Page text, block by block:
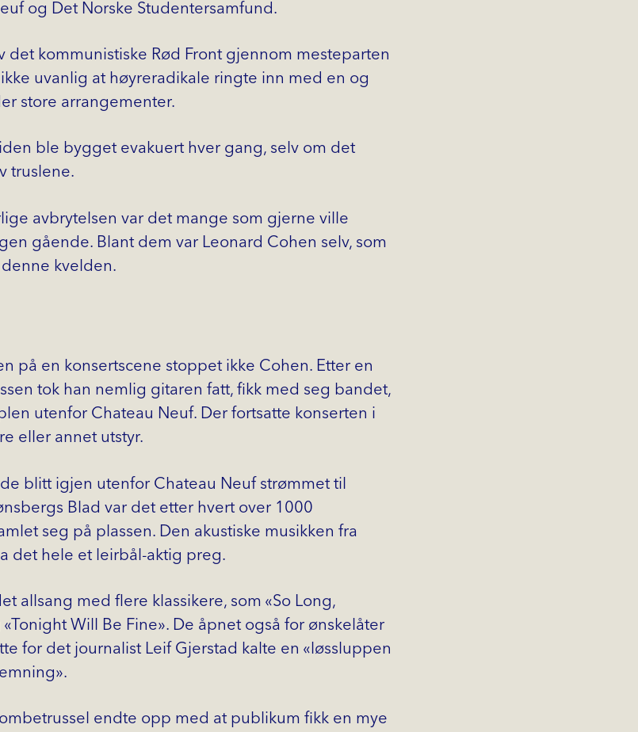
og Det Norske Studentersamfund.
det kommunistiske Rød Front gjennom mesteparten
uvanlig at høyreradikale ringte inn med en og
store arrangementer.
ble bygget evakuert hver gang, selv om det
truslene.
avbrytelsen var det mange som gjerne ville
gående. Blant dem var Leonard Cohen selv, som
kvelden.
på en konsertscene stoppet ikke Cohen. Etter en
tok han nemlig gitaren fatt, fikk med seg bandet,
utenfor Chateau Neuf. Der fortsatte konserten i
eller annet utstyr.
blitt igjen utenfor Chateau Neuf strømmet til
Blad var det etter hvert over 1000
seg på plassen. Den akustiske musikken fra
det hele et leirbål-aktig preg.
allsang med flere klassikere, som «So Long,
«Tonight Will Be Fine». De åpnet også for ønskelåter
for det journalist Leif Gjerstad kalte en «løssluppen
endte opp med at publikum fikk en mye